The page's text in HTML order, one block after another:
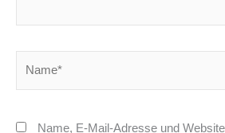
Name, E-Mail-Adresse und